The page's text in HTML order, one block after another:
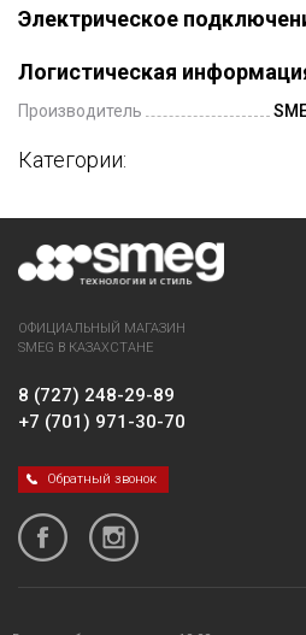
Электрическое
Логистическая
Производитель
Категории:
ОФИЦИАЛЬНЫЙ МАГАЗИН
SMEG В КАЗАХСТАНЕ
8 (727) 248-29-89
+7 (701) 971-30-70
Обратный звонок